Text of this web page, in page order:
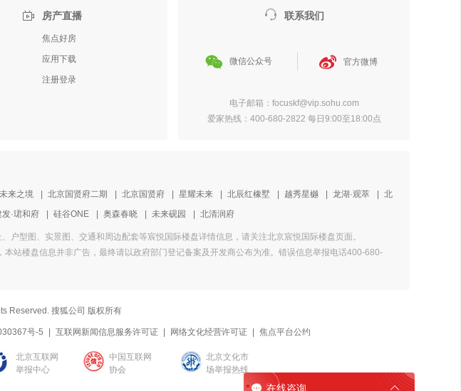
 房产直播
焦点好房
应用下载
注册登录
 联系我们
 微信公众号  官方微博
电子邮箱：focuskf@vip.sohu.com
爱家热线：400-680-2822 每日9:00至18:00点
来之境 北京国贤府二期 北京国贤府 星耀未来 北辰红橡墅 越秀星樾 龙湖·观萃
北
发·珺和府 硅谷ONE 奥森春晓 未来砚园 北清润府
型图、实景图、交通和周边配套等宸悦国际楼盘详情信息，请关注北京宸悦国际楼盘页面。
站楼盘信息并非广告，最终请以政府部门登记备案及开发商公布为准。错误信息举报电话400-680-
Reserved. 搜狐公司 版权所有
号-5 互联网新闻信息服务许可证 网络文化经营许可证 焦点平台公约
北京互联网
举报中心
中国互联网
协会
北京文化市
场举报热线
 在线咨询 